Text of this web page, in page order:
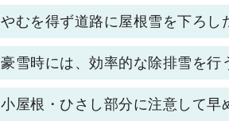
やむを得ず道路に屋根雪を下ろし
豪雪時には、効率的な除排雪を行
小屋根・ひさし部分に注意して早